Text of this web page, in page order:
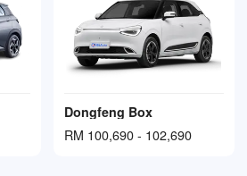
Dongfeng Box
RM 100,690 - 102,690